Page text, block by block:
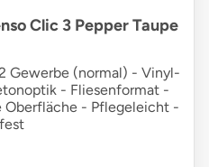
Clic 3 Pepper Taupe
Gewerbe (normal) - Vinyl-
- Fliesenformat -
Oberfläche - Pflegeleicht -